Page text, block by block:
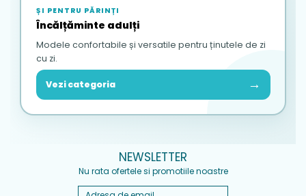
ȘI PENTRU PĂRINȚI
Încălțăminte adulți
Modele confortabile și versatile pentru ținutele de zi
cu zi.
Vezi categoria →
NEWSLETTER
Nu rata ofertele si promotiile noastre